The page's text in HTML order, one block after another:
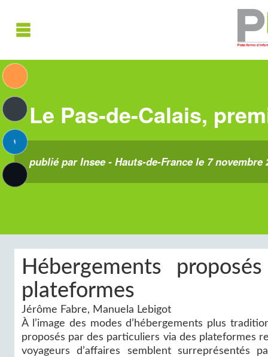
Le Pas-de-Calais,
publié par Insee - Hauts-de-France le 7 novembre
Hébergements
plateformes
Jérôme Fabre, Manuela Lebigot
À l’image des modes d’hébergements plus
proposés par des particuliers via des plateformes
voyageurs d’affaires semblent